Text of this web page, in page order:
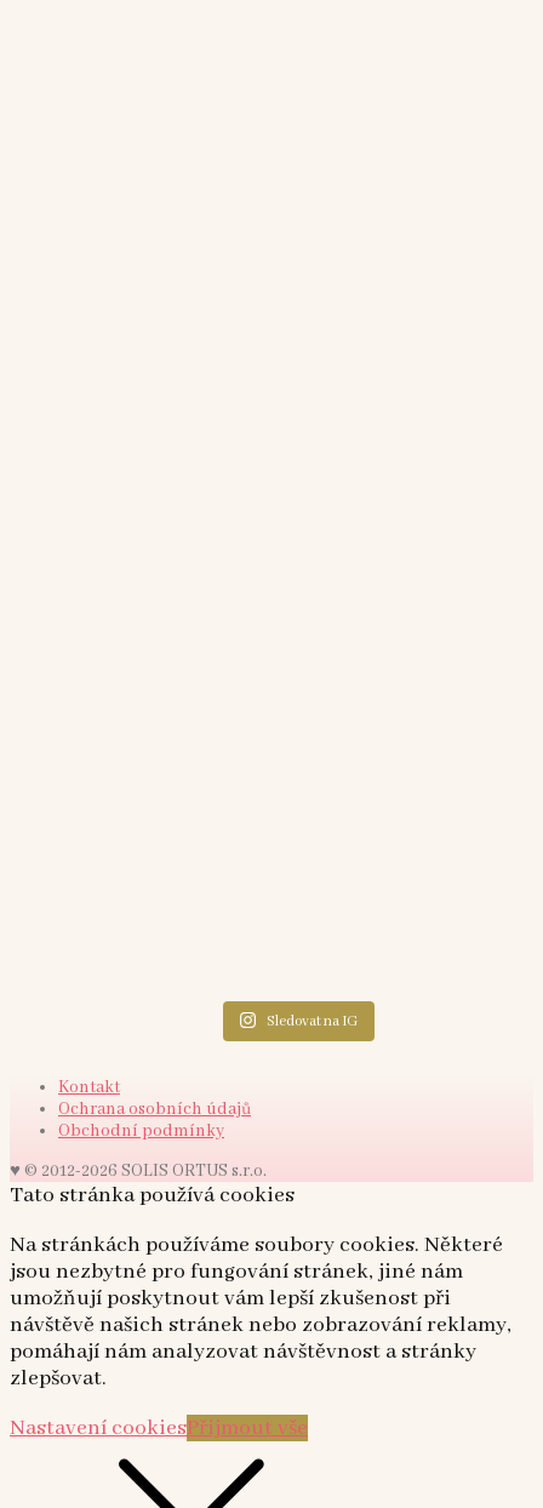
Sledovat na IG
Kontakt
Ochrana osobních údajů
Obchodní podmínky
♥ © 2012-2026 SOLIS ORTUS s.r.o.
Tato stránka používá cookies
Na stránkách používáme soubory cookies. Některé
jsou nezbytné pro fungování stránek, jiné nám
umožňují poskytnout vám lepší zkušenost při
návštěvě našich stránek nebo zobrazování reklamy,
pomáhají nám analyzovat návštěvnost a stránky
zlepšovat.
Nastavení cookiesPřijmout vše